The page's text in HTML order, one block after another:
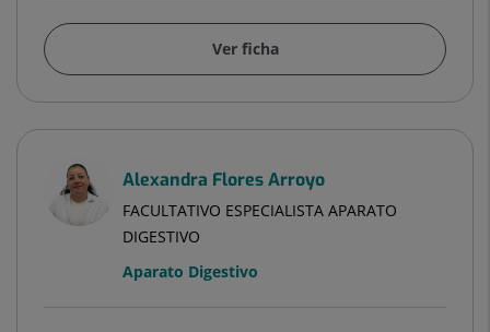
Ver ficha
Alexandra Flores Arroyo
FACULTATIVO ESPECIALISTA APARATO
DIGESTIVO
Aparato Digestivo